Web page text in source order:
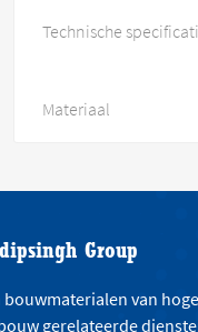
Technische
Materiaal
Group
bouwmaterialen van hoge
gerelateerde